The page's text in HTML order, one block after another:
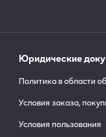
Юридические
Политика в области
Условия заказа,
Условия пользования